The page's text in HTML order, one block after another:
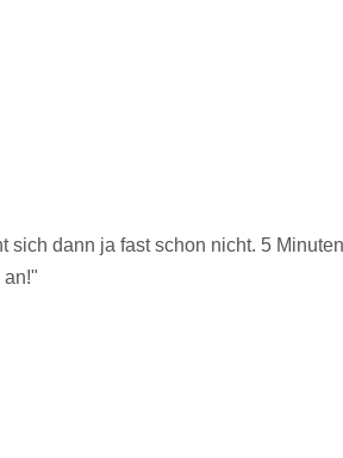
dann ja fast schon nicht. 5
an!"